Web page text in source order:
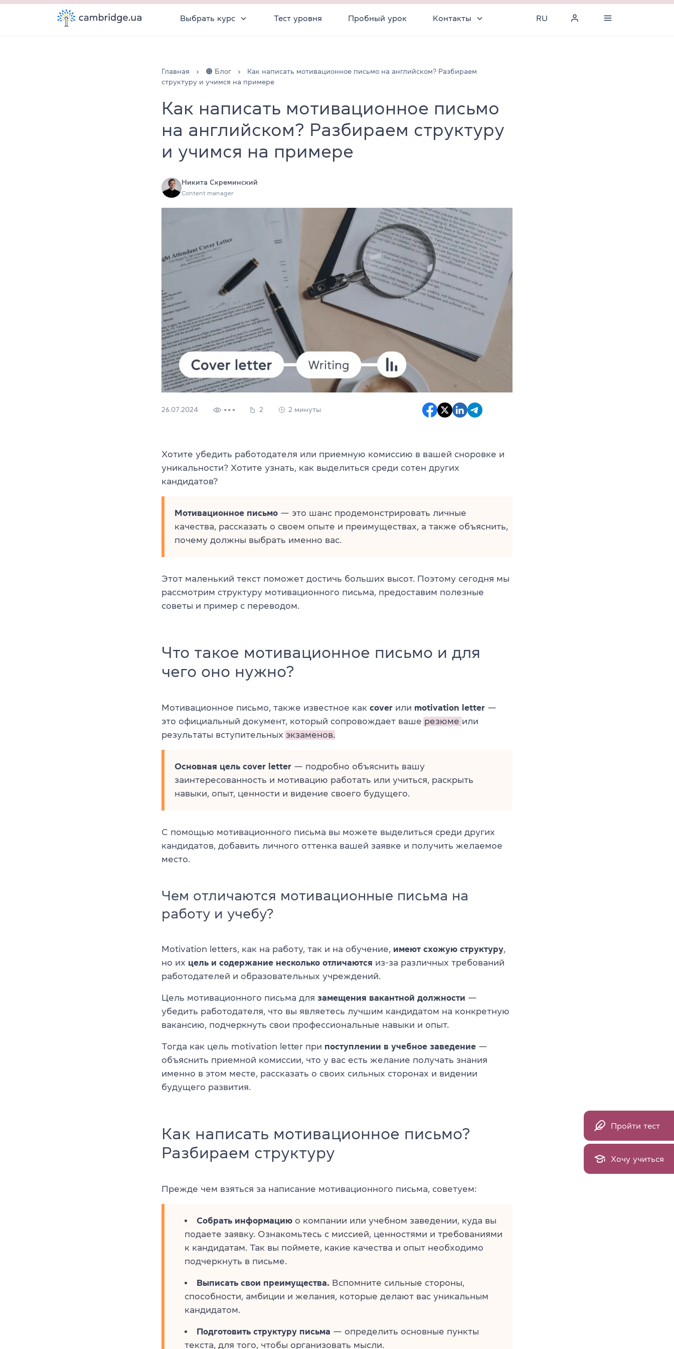
Выбрать курс Тест уровня Пробный урок Контакты RU
Главная 🟠 Блог
Как написать мотивационное письмо на английском? Разбираем
структуру и учимся на примере
Как написать мотивационное письмо
на английском? Разбираем структуру
и учимся на примере
Никита Скреминский
Content manager
26.07.2024 2 2 минуты
Хотите убедить работодателя или приемную комиссию в вашей сноровке и
уникальности? Хотите узнать, как выделиться среди сотен других
кандидатов?
Мотивационное письмо — это шанс продемонстрировать личные
качества, рассказать о своем опыте и преимуществах, а также объяснить,
почему должны выбрать именно вас.
Этот маленький текст поможет достичь больших высот. Поэтому сегодня мы
рассмотрим структуру мотивационного письма, предоставим полезные
советы и пример с переводом.
Что такое мотивационное письмо и для
чего оно нужно?
Мотивационное письмо, также известное как cover или motivation letter —
это официальный документ, который сопровождает ваше резюме или
результаты вступительных экзаменов.
Основная цель cover letter — подробно объяснить вашу
заинтересованность и мотивацию работать или учиться, раскрыть
навыки, опыт, ценности и видение своего будущего.
С помощью мотивационного письма вы можете выделиться среди других
кандидатов, добавить личного оттенка вашей заявке и получить желаемое
место.
Чем отличаются мотивационные письма на
работу и учебу?
Motivation letters, как на работу, так и на обучение, имеют схожую структуру,
но их цель и содержание несколько отличаются из-за различных требований
работодателей и образовательных учреждений.
Цель мотивационного письма для замещения вакантной должности —
убедить работодателя, что вы являетесь лучшим кандидатом на конкретную
вакансию, подчеркнуть свои профессиональные навыки и опыт.
Тогда как цель motivation letter при поступлении в учебное заведение —
объяснить приемной комиссии, что у вас есть желание получать знания
именно в этом месте, рассказать о своих сильных сторонах и видении
будущего развития.
Как написать мотивационное письмо?
Разбираем структуру
Прежде чем взяться за написание мотивационного письма, советуем:
Собрать информацию о компании или учебном заведении, куда вы
подаете заявку. Ознакомьтесь с миссией, ценностями и требованиями
к кандидатам. Так вы поймете, какие качества и опыт необходимо
подчеркнуть в письме.
Выписать свои преимущества. Вспомните сильные стороны,
способности, амбиции и желания, которые делают вас уникальным
кандидатом.
Подготовить структуру письма — определить основные пункты
текста, для того, чтобы организовать мысли.
Пройти тест
Хочу учиться